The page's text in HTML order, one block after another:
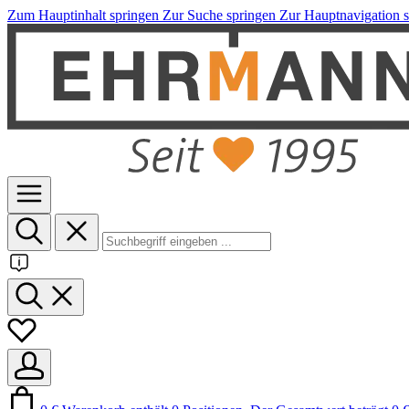
Zum Hauptinhalt springen Zur Suche springen Zur Hauptnavigation